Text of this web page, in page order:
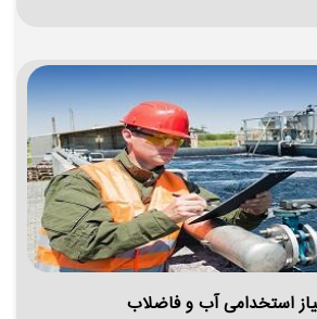
استخدامی آب و فاضلاب